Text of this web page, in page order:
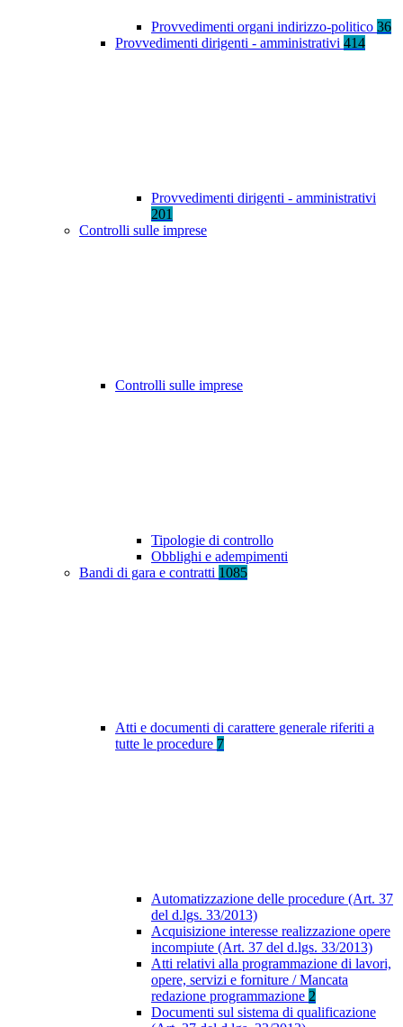
Provvedimenti organi indirizzo-politico 36
Provvedimenti dirigenti - amministrativi 414
Provvedimenti dirigenti - amministrativi
201
Controlli sulle imprese
Controlli sulle imprese
Tipologie di controllo
Obblighi e adempimenti
Bandi di gara e contratti 1085
Atti e documenti di carattere generale riferiti a
tutte le procedure 7
Automatizzazione delle procedure (Art. 37
del d.lgs. 33/2013)
Acquisizione interesse realizzazione opere
incompiute (Art. 37 del d.lgs. 33/2013)
Atti relativi alla programmazione di lavori,
opere, servizi e forniture / Mancata
redazione programmazione 2
Documenti sul sistema di qualificazione